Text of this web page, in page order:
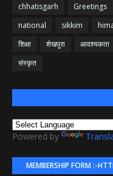
chhatisgarh
Greetings
national
sikkim
शिक्षा
शेखपुरा आवश्यकता
संस्कृत
Powered by
MEMBERSHIP FORM :-